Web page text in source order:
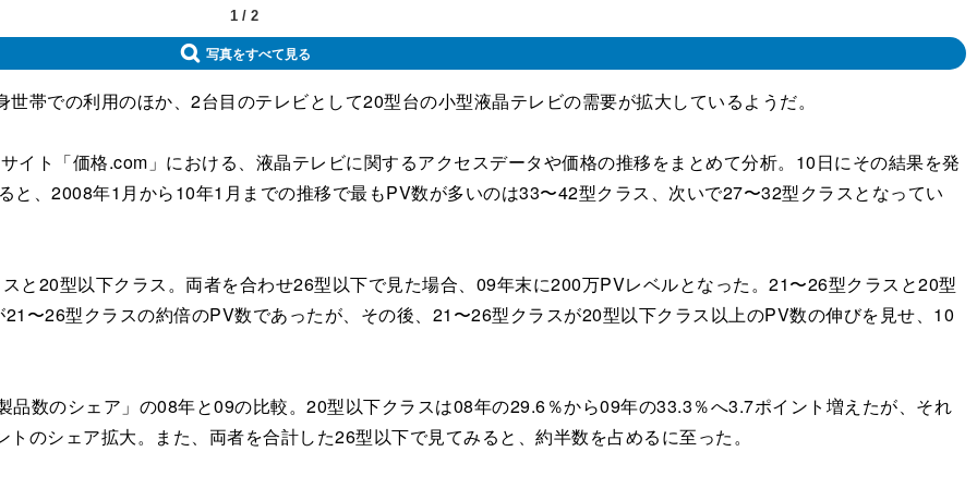
1 / 2
写真をすべて見る
での利用のほか、2台目のテレビとして20型台の小型液晶テレビの需要が拡大しているようだ。
ト「価格.com」における、液晶テレビに関するアクセスデータや価格の推移をまとめて分析。10日にその結果を発
と、2008年1月から10年1月までの推移で最もPV数が多いのは33〜42型クラス、次いで27〜32型クラスとなってい
20型以下クラス。両者を合わせ26型以下で見た場合、09年末に200万PVレベルとなった。21〜26型クラスと20型
〜26型クラスの約倍のPV数であったが、その後、21〜26型クラスが20型以下クラス以上のPV数の伸びを見せ、10
数のシェア」の08年と09の比較。20型以下クラスは08年の29.6％から09年の33.3％へ3.7ポイント増えたが、それ
のシェア拡大。また、両者を合計した26型以下で見てみると、約半数を占めるに至った。